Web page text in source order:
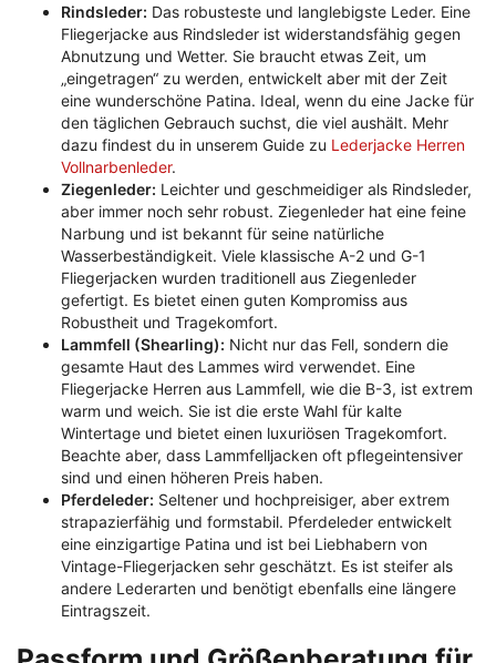
Rindsleder: Das robusteste und langlebigste Leder. Eine
Fliegerjacke aus Rindsleder ist widerstandsfähig gegen
Abnutzung und Wetter. Sie braucht etwas Zeit, um
„eingetragen“ zu werden, entwickelt aber mit der Zeit
eine wunderschöne Patina. Ideal, wenn du eine Jacke für
den täglichen Gebrauch suchst, die viel aushält. Mehr
dazu findest du in unserem Guide zu Lederjacke Herren
Vollnarbenleder.
Ziegenleder: Leichter und geschmeidiger als Rindsleder,
aber immer noch sehr robust. Ziegenleder hat eine feine
Narbung und ist bekannt für seine natürliche
Wasserbeständigkeit. Viele klassische A-2 und G-1
Fliegerjacken wurden traditionell aus Ziegenleder
gefertigt. Es bietet einen guten Kompromiss aus
Robustheit und Tragekomfort.
Lammfell (Shearling): Nicht nur das Fell, sondern die
gesamte Haut des Lammes wird verwendet. Eine
Fliegerjacke Herren aus Lammfell, wie die B-3, ist extrem
warm und weich. Sie ist die erste Wahl für kalte
Wintertage und bietet einen luxuriösen Tragekomfort.
Beachte aber, dass Lammfelljacken oft pflegeintensiver
sind und einen höheren Preis haben.
Pferdeleder: Seltener und hochpreisiger, aber extrem
strapazierfähig und formstabil. Pferdeleder entwickelt
eine einzigartige Patina und ist bei Liebhabern von
Vintage-Fliegerjacken sehr geschätzt. Es ist steifer als
andere Lederarten und benötigt ebenfalls eine längere
Eintragszeit.